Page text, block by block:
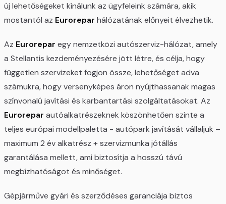
új lehetőségeket kínálunk az ügyfeleink számára, akik
mostantól az Eurorepar hálózatának előnyeit élvezhetik.
Az Eurorepar egy nemzetközi autószerviz-hálózat, amely
a Stellantis kezdeményezésére jött létre, és célja, hogy
független szervizeket fogjon össze, lehetőséget adva
számukra, hogy versenyképes áron nyújthassanak magas
színvonalú javítási és karbantartási szolgáltatásokat. Az
Eurorepar autóalkatrészeknek köszönhetően szinte a
teljes európai modellpaletta - autópark javítását vállaljuk –
maximum 2 év alkatrész + szervizmunka jótállás
garantálása mellett, ami biztosítja a hosszú távú
megbízhatóságot és minőséget.
Gépjárműve gyári és szerződéses garanciája biztos